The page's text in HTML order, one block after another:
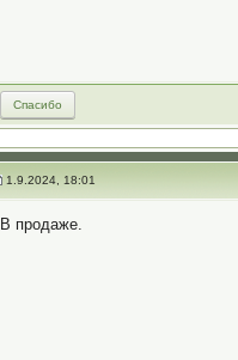
Спасибо
1.9.2024, 18:01
В продаже.